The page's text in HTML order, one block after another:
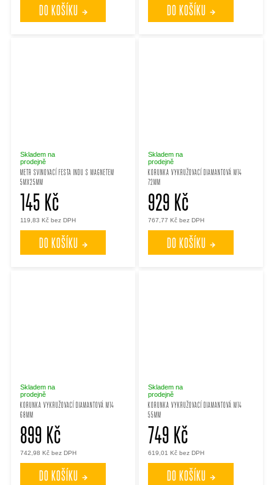
DO KOŠÍKU DO KOŠÍKU
METR SVINOVACÍ FESTA INDU S MAGNETEM
5MX25MM
Skladem na
prodejně
119,83 Kč bez DPH
145 Kč
DO KOŠÍKU
KORUNKA VYKRUŽOVACÍ DIAMANTOVÁ M14
72MM
Skladem na
prodejně
767,77 Kč bez DPH
929 Kč
DO KOŠÍKU
KORUNKA VYKRUŽOVACÍ DIAMANTOVÁ M14
68MM
Skladem na
prodejně
742,98 Kč bez DPH
899 Kč
DO KOŠÍKU
KORUNKA VYKRUŽOVACÍ DIAMANTOVÁ M14
55MM
Skladem na
prodejně
619,01 Kč bez DPH
749 Kč
DO KOŠÍKU